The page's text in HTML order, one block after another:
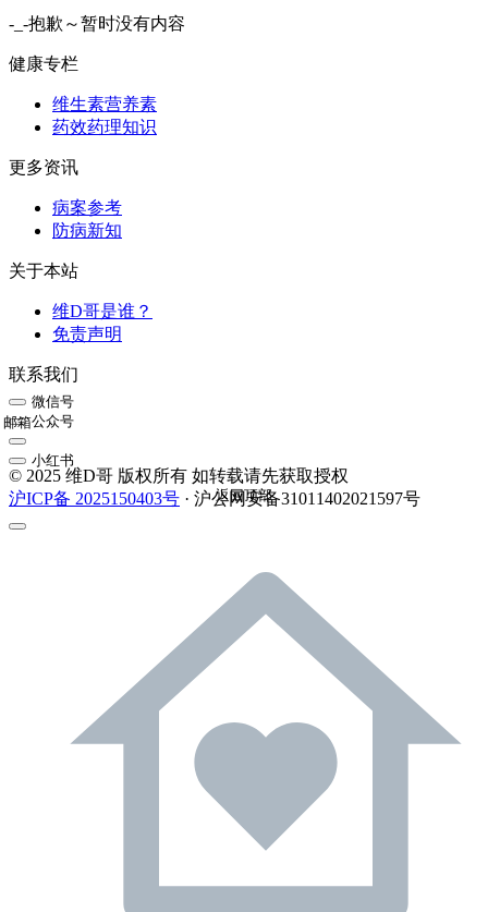
-_-抱歉～暂时没有内容
健康专栏
维生素营养素
药效药理知识
更多资讯
病案参考
防病新知
关于本站
维D哥是谁？
免责声明
联系我们
微信号
公众号
邮箱
小红书
© 2025 维D哥 版权所有 如转载请先获取授权
沪ICP备 2025150403号 · 沪公网安备31011402021597号
返回顶部